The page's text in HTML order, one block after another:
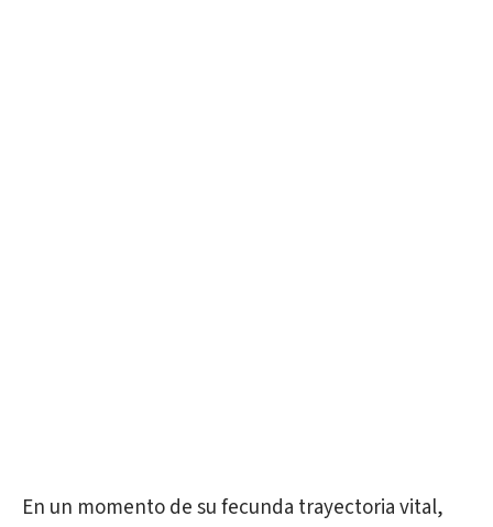
En un momento de su fecunda trayectoria vital,